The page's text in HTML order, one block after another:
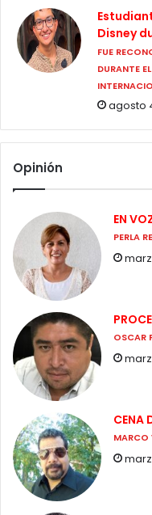
Disney
FUE
DURANTE
agosto
Opinión
EN
PERLA
OSCAR
CENA
MARCO